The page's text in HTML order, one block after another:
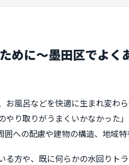
めに〜墨田区でよく
風呂などを快適に生まれ変わ
り取りがうまくいかなかった
への配慮や建物の構造、地域
方や、既に何らかの水回りト